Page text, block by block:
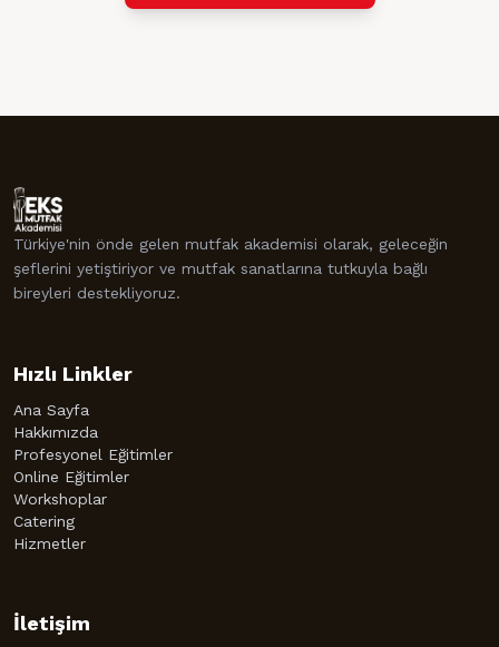
Türkiye'nin önde gelen mutfak akademisi olarak, geleceğin
şeflerini yetiştiriyor ve mutfak sanatlarına tutkuyla bağlı
bireyleri destekliyoruz.
Hızlı Linkler
Ana Sayfa
Hakkımızda
Profesyonel Eğitimler
Online Eğitimler
Workshoplar
Catering
Hizmetler
İletişim